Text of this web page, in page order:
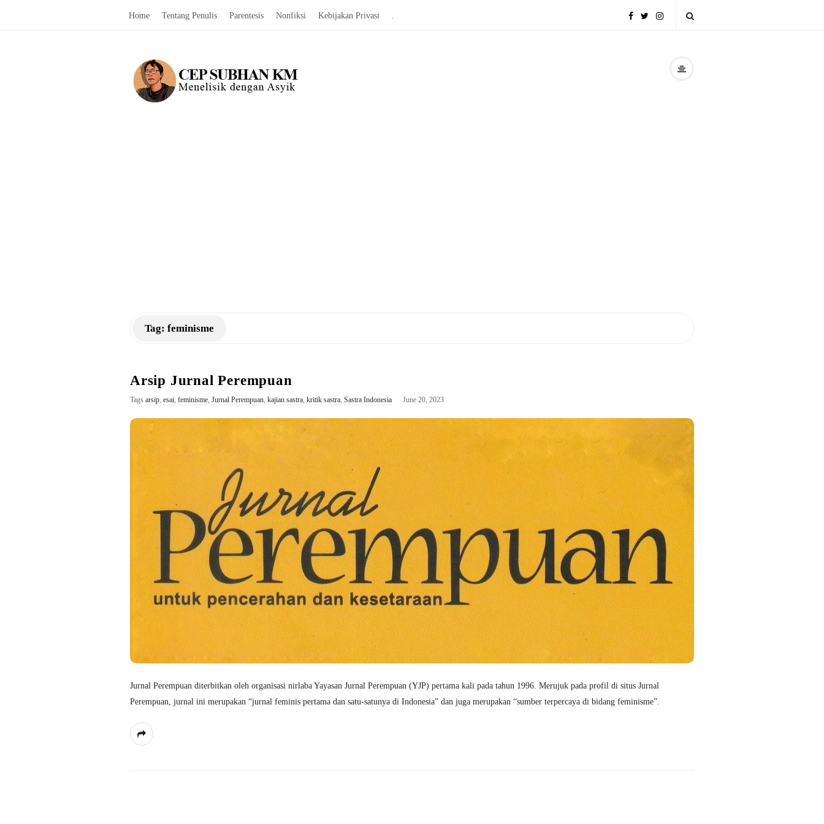
Home Tentang Penulis Parentesis Nonfiksi Kebijakan Privasi .
C
e
M
Tag: feminisme
Arsip Jurnal Perempuan
Tags arsip, esai, feminisme, Jurnal Perempuan, kajian sastra, kritik sastra, Sastra Indonesia June 20, 2023
Jurnal Perempuan diterbitkan oleh organisasi nirlaba Yayasan Jurnal Perempuan (YJP) pertama kali pada tahun 1996. Merujuk pada profil di situs Jurnal
Perempuan, jurnal ini merupakan “jurnal feminis pertama dan satu-satunya di Indonesia” dan juga merupakan “sumber terpercaya di bidang feminisme”.